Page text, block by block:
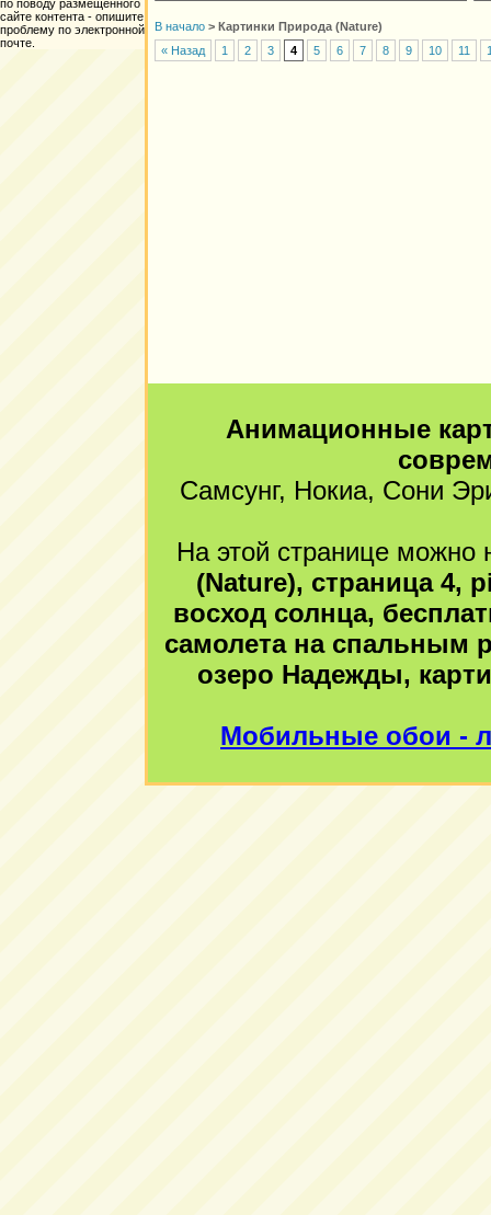
по поводу размещенного
сайте контента - опишите
проблему по электронной
почте.
В начало > Картинки Природа (Nature)
« Назад
1 2 3 4 5 6 7 8 9 10 11
Анимационные
Самсунг, Нокиа, Сони
На этой странице можно
(Nature), страница 4,
восход солнца,
самолета на спальным
озеро Надежды,
Мобильные обои -